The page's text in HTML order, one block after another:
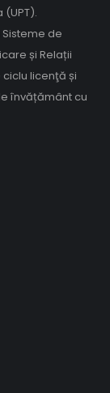
de
și Relații
licenţă și
învățământ cu